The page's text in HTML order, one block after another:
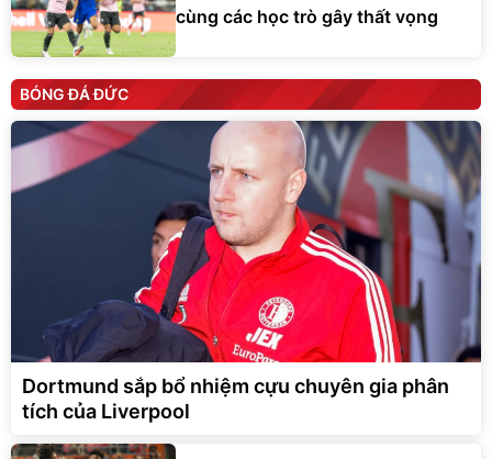
cùng các học trò gây thất vọng
BÓNG ĐÁ ĐỨC
Dortmund sắp bổ nhiệm cựu chuyên gia phân
tích của Liverpool